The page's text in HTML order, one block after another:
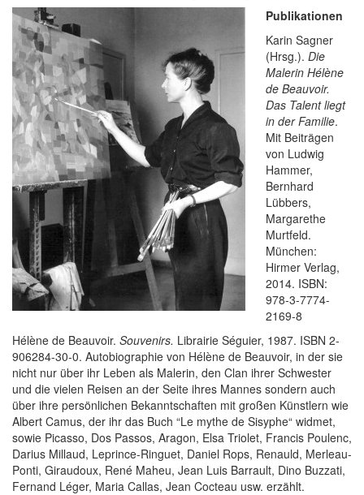
Publikationen
Karin Sagner
(Hrsg.). Die
Malerin Hélène
de Beauvoir.
Das Talent liegt
in der Familie.
Mit Beiträgen
von Ludwig
Hammer,
Bernhard
Lübbers,
Margarethe
Murtfeld.
München:
Hirmer Verlag,
2014. ISBN:
978-3-7774-
2169-8
Hélène de Beauvoir. Souvenirs. Librairie Séguier, 1987. ISBN 2-
906284-30-0. Autobiographie von Hélène de Beauvoir, in der sie
nicht nur über ihr Leben als Malerin, den Clan ihrer Schwester
und die vielen Reisen an der Seite ihres Mannes sondern auch
über ihre persönlichen Bekanntschaften mit großen Künstlern wie
Albert Camus, der ihr das Buch “Le mythe de Sisyphe“ widmet,
sowie Picasso, Dos Passos, Aragon, Elsa Triolet, Francis Poulenc,
Darius Millaud, Leprince-Ringuet, Daniel Rops, Renauld, Merleau-
Ponti, Giraudoux, René Maheu, Jean Luis Barrault, Dino Buzzati,
Fernand Léger, Maria Callas, Jean Cocteau usw. erzählt.